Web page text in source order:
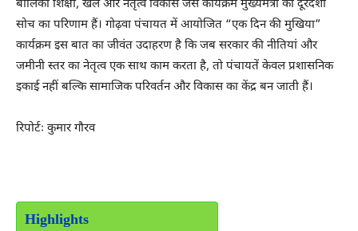
बालिका शिक्षा, खेल और नेतृत्व विकास जैसे कार्यक्रम मुख्यमंत्री की दूरदर्शी
सोच का परिणाम हैं। गोढ़वा पंचायत में आयोजित “एक दिन की मुखिया”
कार्यक्रम इस बात का जीवंत उदाहरण है कि जब सरकार की नीतियां और
जमीनी स्तर का नेतृत्व एक साथ काम करता है, तो पंचायतें केवल प्रशासनिक
इकाई नहीं बल्कि सामाजिक परिवर्तन और विकास का केंद्र बन जाती हैं।
रिपोर्टः कुमार गौरव
Highlights